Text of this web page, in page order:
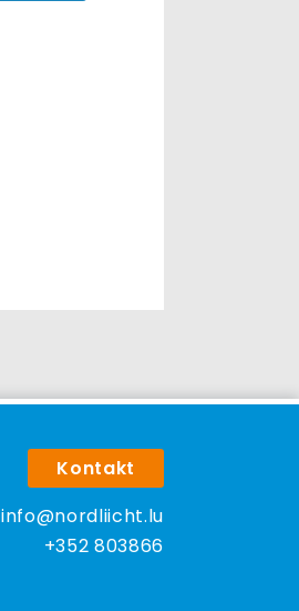
Kontakt
info@nordliicht.lu
+352 803866